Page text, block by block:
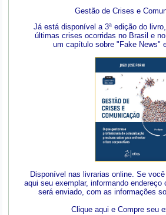
Gestão de Crises e
Já está disponível a 3ª edição do
últimas crises ocorridas no Brasil e
um capítulo sobre "Fake News"
Disponível nas livrarias online. Se
aqui seu exemplar, informando endereço
será enviado, com as informações
Clique aqui e Compre seu